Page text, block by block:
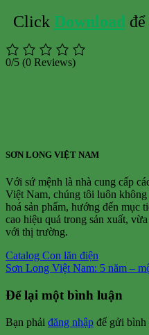
Click Download
0/5 (0 Reviews)
SƠN LONG VIỆT NAM
Với sứ mệnh là nhà cung cấp
Việt Nam, chúng tôi luôn
hoá sản phẩm, hướng đến mục
cao hiệu quả trong sản xuất,
với thị trường.
Catalog Con lăn điện
Sơn Long Việt Nam: 5 năm –
Để lại một bình luận
Bạn phải đăng nhập để gửi bình